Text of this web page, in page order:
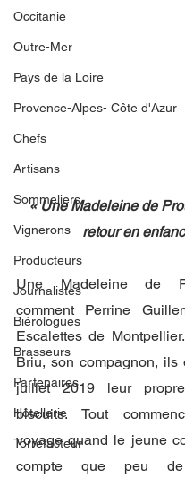
Occitanie
Outre-Mer
Pays de la Loire
Provence-Alpes- Côte d'Azur
Chefs
Artisans
Sommeliers
Vignerons
Producteurs
Journalistes
Biérologues
Brasseurs
Partenaires
Hôtellerie
Torrefacteur
« Une Madeleine de
retour en
Une Madeleine de
comment Perrine
Escalettes de
Briu, son compagnon, ils
juillet 2019 leur
biscuits. Tout
voyage quand le jeune
compte que peu de